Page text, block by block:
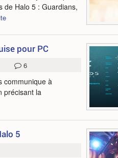
de Halo 5 : Guardians,
pour PC
6
communique à
précisant la
5